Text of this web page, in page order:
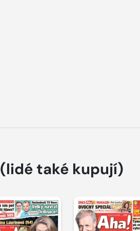
(lidé také kupují)